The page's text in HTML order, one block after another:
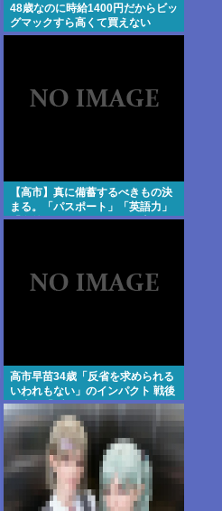
48歳なのに時給1400円だからビッ
グマックすら高くて買えない
【高市】真に備蓄するべきもの決
まる。「パスポート」「英語力」
「海外からアクセスして日本円を
高市早苗34歳「反省を求められる
いわれもない」のインパクト 戦後
日本の「ブラックボックス」を思
う 北原みのりさん